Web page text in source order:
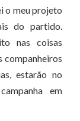
o meu projeto
do partido.
nas coisas
companheiros
estarão no
em